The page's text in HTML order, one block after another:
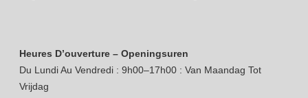
Heures D’ouverture – Openingsuren
Du Lundi Au Vendredi : 9h00–17h00 : Van Maandag Tot
Vrijdag